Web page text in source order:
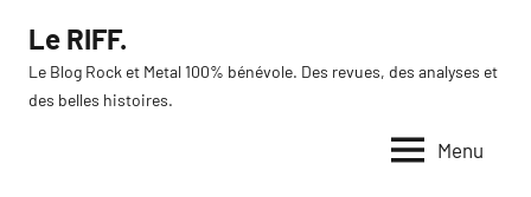
contenu
Le RIFF.
Le Blog Rock et Metal 100% bénévole. Des revues, des analyses et
des belles histoires.
Menu